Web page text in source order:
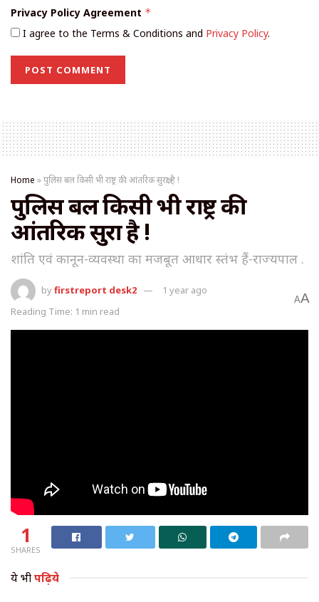
Privacy Policy Agreement *
I agree to the Terms & Conditions and Privacy Policy.
Home »पुलिस बल किसी भी राष्ट्र की आंतरिक सुरक्षा है !
पुलिस बल किसी भी राष्ट्र की
आंतरिक सुरक्षा है !
शांति एवं कानून-व्यवस्था का मजबूत आधार स्तंभ हैं-राज्यपाल .
byfirstreport desk2
1 year ago
Reading Time: 1 min read
AA
1
SHARES
ये भीपढ़िये